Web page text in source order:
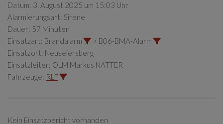
Datum: 3. August 2025 um 15:03 Uhr
Alarmierungsart: Sirene
Dauer: 57 Minuten
Einsatzart: Brandalarm
> B06-BMA-Alarm
Einsatzort: Neuseiersberg
Einsatzleiter: OLM Markus NATTER
Fahrzeuge: RLF
Kein Einsatzbericht vorhanden